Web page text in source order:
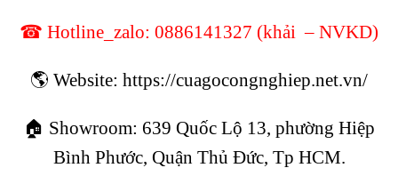
☎ Hotline_zalo: 0886141327 (khải – NVKD)
🌎 Website: https://cuagocongnghiep.net.vn/
🏠 Showroom: 639 Quốc Lộ 13, phường Hiệp
Bình Phước, Quận Thủ Đức, Tp HCM.